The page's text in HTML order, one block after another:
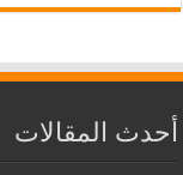
أحدث المقالات